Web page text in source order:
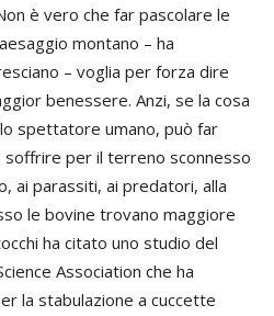
è vero che far pascolare le
montano – ha
– voglia per forza dire
benessere. Anzi, se la cosa
spettatore umano, può far
soffrire per il terreno sconnesso
ai parassiti, ai predatori, alla
le bovine trovano maggiore
ha citato uno studio del
Association che ha
la stabulazione a cuccette